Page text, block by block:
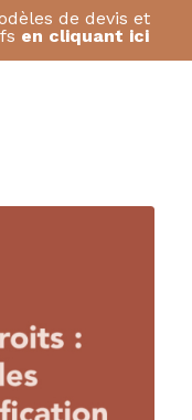
de devis et
en cliquant ici